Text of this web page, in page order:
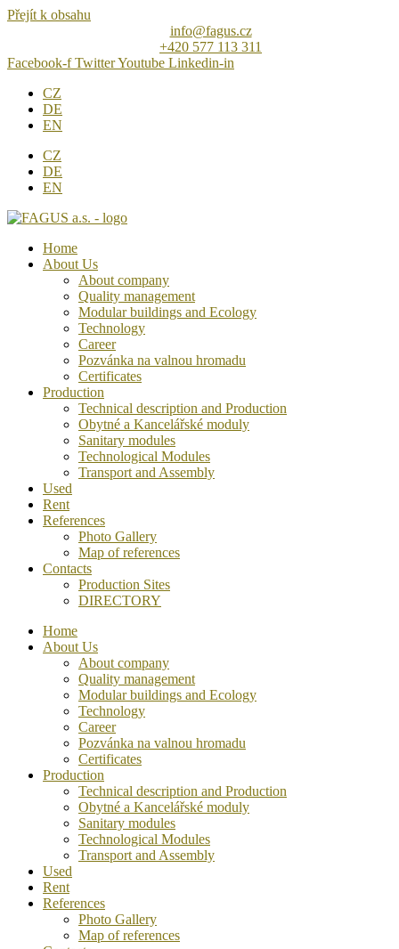
Přejít k obsahu
info@fagus.cz
+420 577 113 311
Facebook-f TwitterYoutube Linkedin-in
CZ
DE
EN
CZ
DE
EN
Home
About Us
About company
Quality management
Modular buildings and Ecology
Technology
Career
Pozvánka na valnou hromadu
Certificates
Production
Technical description and Production
Obytné a Kancelářské moduly
Sanitary modules
Technological Modules
Transport and Assembly
Used
Rent
References
Photo Gallery
Map of references
Contacts
Production Sites
DIRECTORY
Home
About Us
About company
Quality management
Modular buildings and Ecology
Technology
Career
Pozvánka na valnou hromadu
Certificates
Production
Technical description and Production
Obytné a Kancelářské moduly
Sanitary modules
Technological Modules
Transport and Assembly
Used
Rent
References
Photo Gallery
Map of references